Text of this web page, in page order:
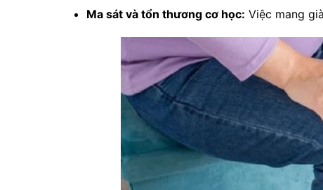
Ma sát và tổn thương cơ học: Việc mang